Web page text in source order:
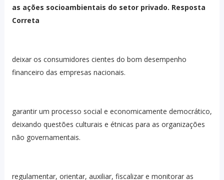
as ações socioambientais do setor privado. Resposta
Correta
deixar os consumidores cientes do bom desempenho
financeiro das empresas nacionais.
garantir um processo social e economicamente democrático,
deixando questões culturais e étnicas para as organizações
não governamentais.
regulamentar, orientar, auxiliar, fiscalizar e monitorar as